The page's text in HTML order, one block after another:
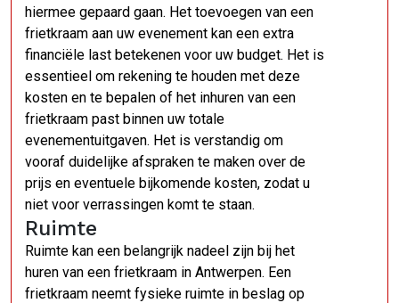
hiermee gepaard gaan. Het toevoegen van een
frietkraam aan uw evenement kan een extra
financiële last betekenen voor uw budget. Het is
essentieel om rekening te houden met deze
kosten en te bepalen of het inhuren van een
frietkraam past binnen uw totale
evenementuitgaven. Het is verstandig om
vooraf duidelijke afspraken te maken over de
prijs en eventuele bijkomende kosten, zodat u
niet voor verrassingen komt te staan.
Ruimte
Ruimte kan een belangrijk nadeel zijn bij het
huren van een frietkraam in Antwerpen. Een
frietkraam neemt fysieke ruimte in beslag op